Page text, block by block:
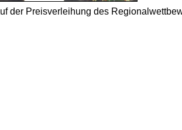
der Preis­verleihung des